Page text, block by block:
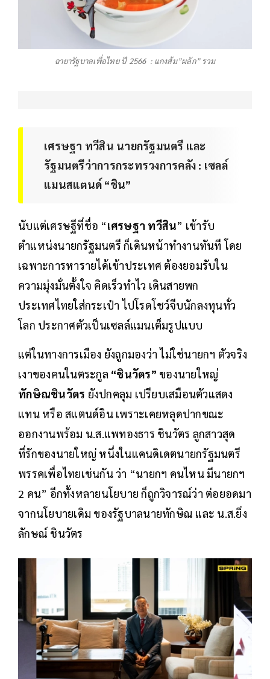
ฉายารัฐบาลเพื่อไทย ปี 2566 : แกง​ส้ม​”ผลัก” รวม
เศรษฐา ทวีสิน นายกรัฐมนตรี และ
รัฐมนตรีว่าการกระทรวงการคลัง : เซลล์
แมนสแตนด์ “ชิน”
นับแต่เศรษฐีที่ชื่อ “เศรษฐา ทวีสิน” เข้ารับ
ตำแหน่งนายกรัฐมนตรี ก็เดินหน้าทำงานทันที โดย
เฉพาะการหารายได้เข้าประเทศ ต้องยอมรับใน
ความมุ่งมั่นตั้งใจ คิดเร็วทำไว เดินสายพก
ประเทศไทยใส่กระเป๋า ไปโรดโชว์จีบนักลงทุนทั่ว
โลก ประกาศตัวเป็นเซลล์แมนเต็มรูปแบบ
แต่ในทางการเมือง ยังถูกมองว่า ไม่ใช่นายกฯ ตัวจริง
เงาของคนในตระกูล “ชินวัตร” ของนายใหญ่
ทักษิณชินวัตร ยังปกคลุม เปรียบเสมือนตัวแสดง
แทน หรือ สแตนด์อิน เพราะเคยหลุดปากขณะ
ออกงานพร้อม น.ส.แพทองธาร ชินวัตร ลูกสาวสุด
ที่รักของนายใหญ่ หนึ่งในแคนดิเดตนายกรัฐมนตรี
พรรคเพื่อไทยเช่นกัน ว่า “นายกฯ คนไหน มีนายกฯ
2 คน” อีกทั้งหลายนโยบาย ก็ถูกวิจารณ์ว่า ต่อยอดมา
จากนโยบายเดิม ของรัฐบาลนายทักษิณ และ น.ส.ยิ่ง
ลักษณ์ ชินวัตร